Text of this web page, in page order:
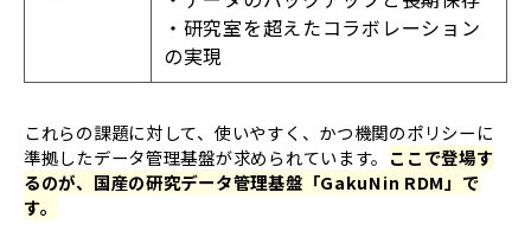
・研究室を超えたコラボレーション
の実現
これらの課題に対して、使いやすく、かつ機関のポリシーに
準拠したデータ管理基盤が求められています。 ここで登場す
るのが、国産の研究データ管理基盤「GakuNin RDM」で
す。